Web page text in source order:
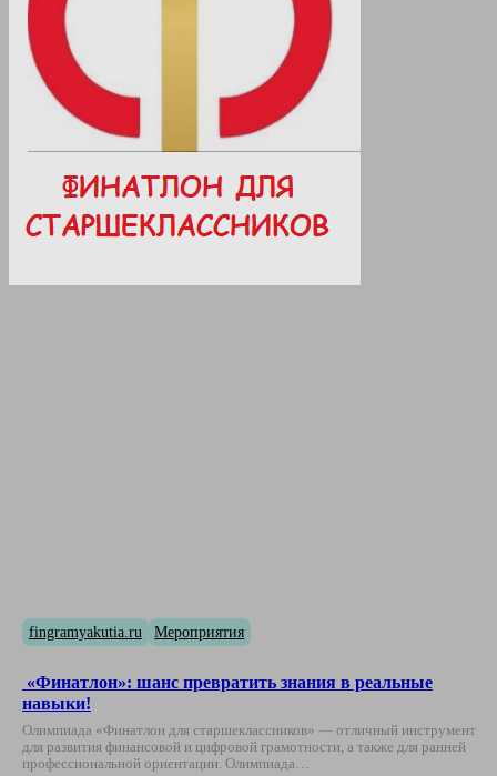
fingramyakutia.ru Мероприятия
«Финатлон»: шанс превратить знания в реальные
навыки!
Олимпиада «Финатлон для старшеклассников» — отличный инструмент
для развития финансовой и цифровой грамотности, а также для ранней
профессиональной ориентации. Олимпиада…